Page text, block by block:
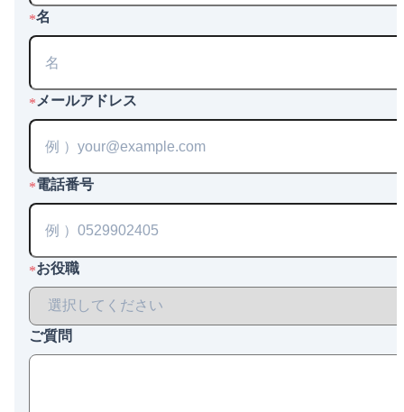
*名
* メールアドレス
*電話番号
*お役職
ご質問